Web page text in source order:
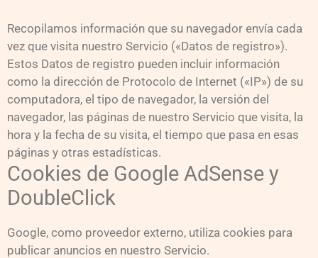
Recopilamos información que su navegador envía cada
vez que visita nuestro Servicio («Datos de registro»).
Estos Datos de registro pueden incluir información
como la dirección de Protocolo de Internet («IP») de su
computadora, el tipo de navegador, la versión del
navegador, las páginas de nuestro Servicio que visita, la
hora y la fecha de su visita, el tiempo que pasa en esas
páginas y otras estadísticas.
Cookies de Google AdSense y
DoubleClick
Google, como proveedor externo, utiliza cookies para
publicar anuncios en nuestro Servicio.